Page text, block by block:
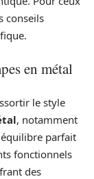
conseils
en métal
le style
, notamment
parfait
fonctionnels
des